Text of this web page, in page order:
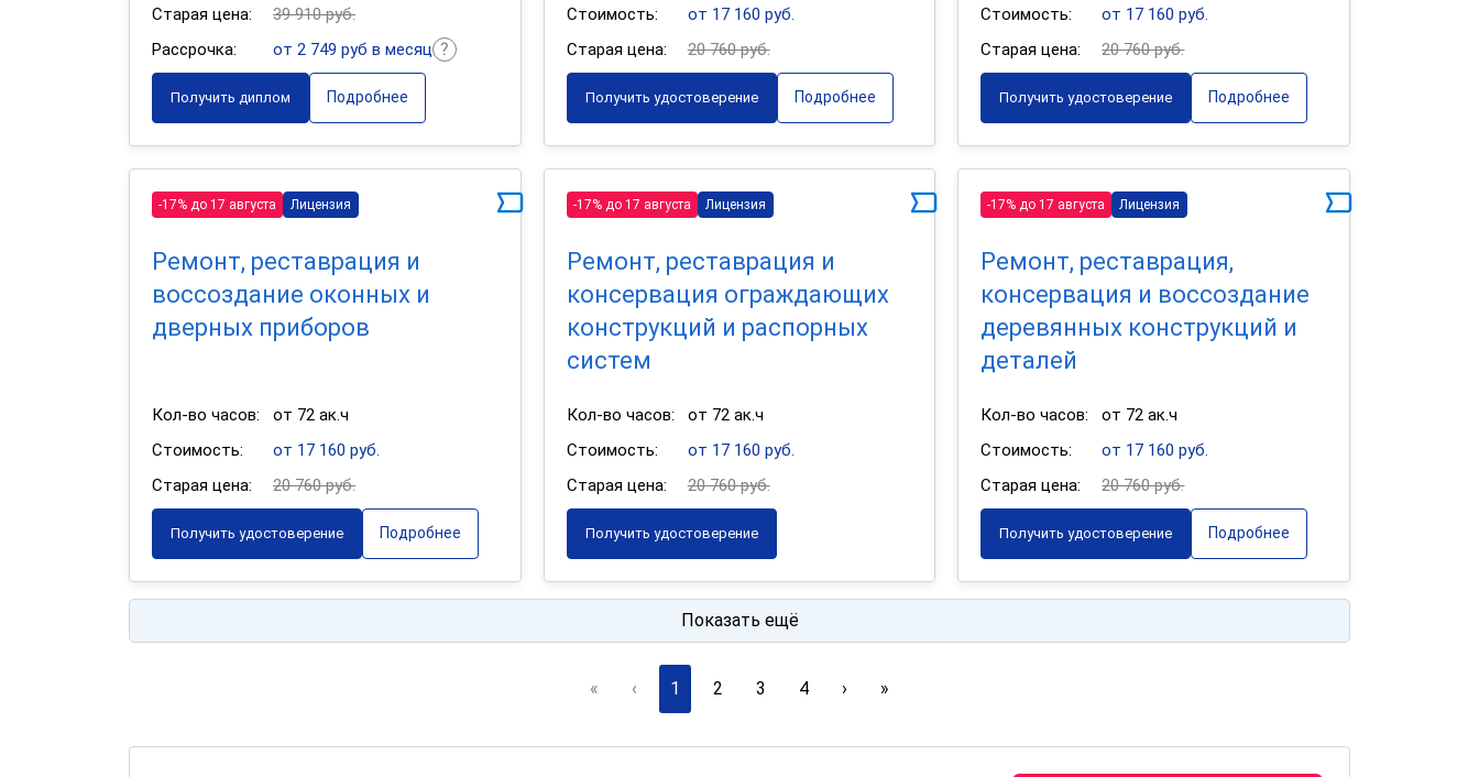
Старая цена:
39 910 руб.
Рассрочка:
от 2 749 руб в месяц
Получить диплом Подробнее
Стоимость:
от 17 160 руб.
Старая цена:
20 760 руб.
Получить удостоверение Подробнее
Стоимость:
от 17 160 руб.
Старая цена:
20 760 руб.
Получить удостоверение Подробнее
-17% до 17 августа Лицензия
Ремонт, реставрация и
воссоздание оконных и
дверных приборов
Кол-во часов:
от 72 ак.ч
Стоимость:
от 17 160 руб.
Старая цена:
20 760 руб.
Получить удостоверение Подробнее
-17% до 17 августа Лицензия
Ремонт, реставрация и
консервация ограждающих
конструкций и распорных
систем
Кол-во часов:
от 72 ак.ч
Стоимость:
от 17 160 руб.
Старая цена:
20 760 руб.
Получить удостоверение
-17% до 17 августа Лицензия
Ремонт, реставрация,
консервация и воссоздание
деревянных конструкций и
деталей
Кол-во часов:
от 72 ак.ч
Стоимость:
от 17 160 руб.
Старая цена:
20 760 руб.
Получить удостоверение Подробнее
Показать ещё
« ‹ 1 2 3 4 › »